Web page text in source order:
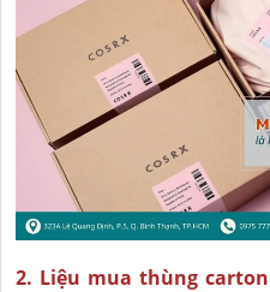
2. Liệu mua thùng